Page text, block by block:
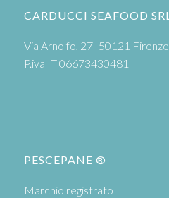
CARDUCCI SEAFOOD SRL
Via Arnolfo, 27 -50121 Firenze
P.iva IT 06673430481
PESCEPANE ®
Marchio registrato